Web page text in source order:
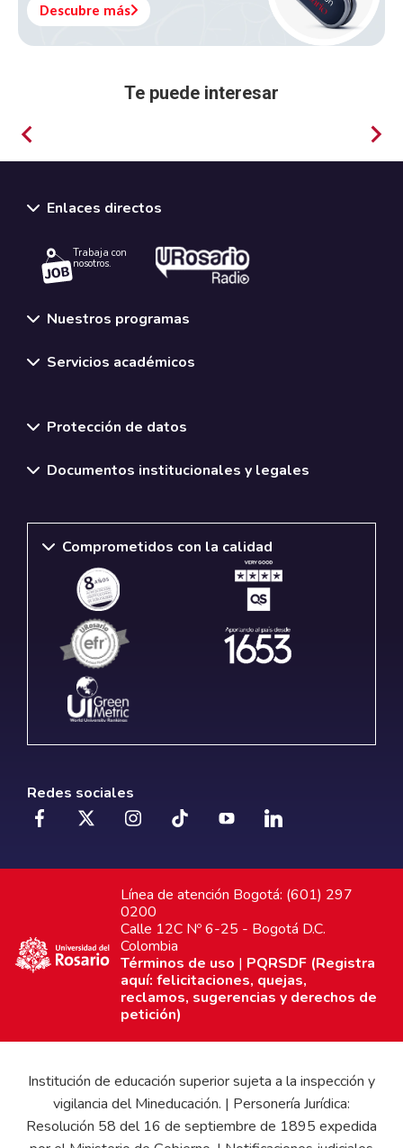
Descubre más
Te puede interesar
Enlaces directos
Trabaja con
nosotros.
Nuestros programas
Servicios académicos
Protección de datos
Documentos institucionales y legales
Comprometidos con la calidad
Redes sociales
Línea de atención Bogotá: (601) 297
0200
Calle 12C Nº 6-25 - Bogotá D.C.
Colombia
Términos de uso | PQRSDF (Registra
aquí: felicitaciones, quejas,
reclamos, sugerencias y derechos de
petición)
Institución de educación superior sujeta a la inspección y
vigilancia del Mineducación. | Personería Jurídica:
Resolución 58 del 16 de septiembre de 1895 expedida